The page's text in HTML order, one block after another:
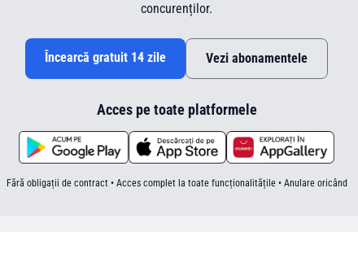
concurenților.
Încearcă gratuit 14 zile Vezi abonamentele
Acces pe toate platformele
Fără obligații de contract • Acces complet la toate funcționalitățile • Anulare oricând